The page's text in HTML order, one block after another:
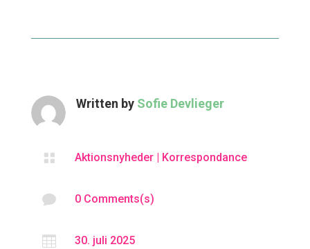
Written by Sofie Devlieger
 Aktionsnyheder| Korrespondance
 0 Comments(s)
 30. juli 2025